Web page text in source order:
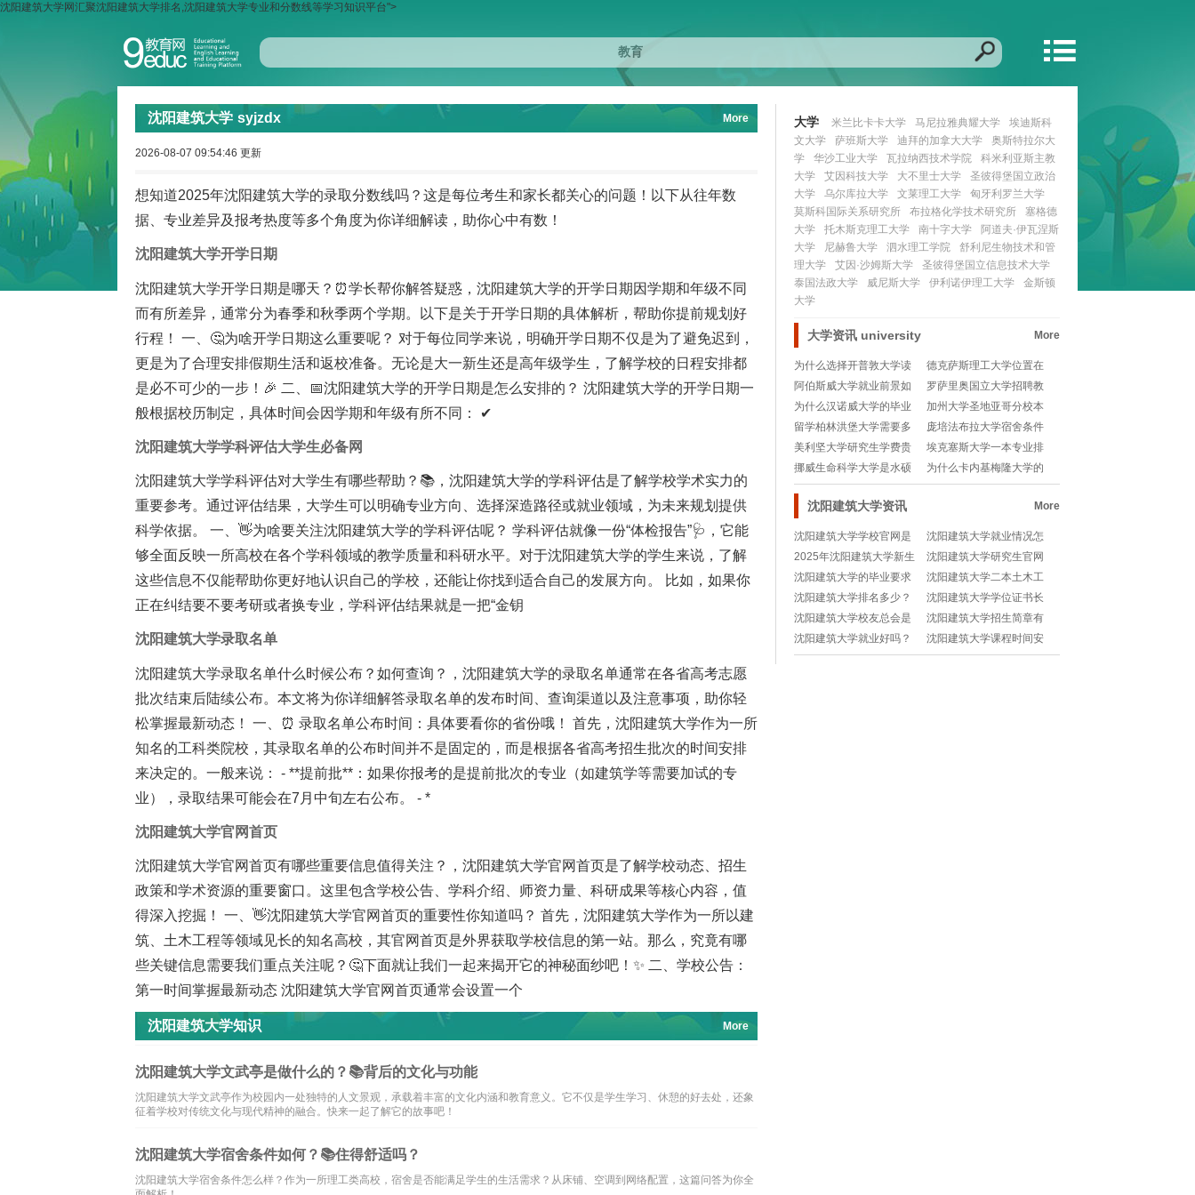
沈阳建筑大学网汇聚沈阳建筑大学排名,沈阳建筑大学专业和分数线等学习知识平台">
沈阳建筑大学 syjzdx More
2026-08-07 09:54:46 更新
想知道2025年沈阳建筑大学的录取分数线吗？这是每位考生和家长都关心的问题！以下从往年数
据、专业差异及报考热度等多个角度为你详细解读，助你心中有数！
沈阳建筑大学开学日期
沈阳建筑大学开学日期是哪天？⏰学长帮你解答疑惑，沈阳建筑大学的开学日期因学期和年级不同
而有所差异，通常分为春季和秋季两个学期。以下是关于开学日期的具体解析，帮助你提前规划好
行程！ 一、🤔为啥开学日期这么重要呢？ 对于每位同学来说，明确开学日期不仅是为了避免迟到，
更是为了合理安排假期生活和返校准备。无论是大一新生还是高年级学生，了解学校的日程安排都
是必不可少的一步！🎉 二、📅沈阳建筑大学的开学日期是怎么安排的？ 沈阳建筑大学的开学日期一
般根据校历制定，具体时间会因学期和年级有所不同： ✔
沈阳建筑大学学科评估大学生必备网
沈阳建筑大学学科评估对大学生有哪些帮助？📚，沈阳建筑大学的学科评估是了解学校学术实力的
重要参考。通过评估结果，大学生可以明确专业方向、选择深造路径或就业领域，为未来规划提供
科学依据。 一、👋为啥要关注沈阳建筑大学的学科评估呢？ 学科评估就像一份“体检报告”🩺，它能
够全面反映一所高校在各个学科领域的教学质量和科研水平。对于沈阳建筑大学的学生来说，了解
这些信息不仅能帮助你更好地认识自己的学校，还能让你找到适合自己的发展方向。 比如，如果你
正在纠结要不要考研或者换专业，学科评估结果就是一把“金钥
沈阳建筑大学录取名单
沈阳建筑大学录取名单什么时候公布？如何查询？，沈阳建筑大学的录取名单通常在各省高考志愿
批次结束后陆续公布。本文将为你详细解答录取名单的发布时间、查询渠道以及注意事项，助你轻
松掌握最新动态！ 一、⏰ 录取名单公布时间：具体要看你的省份哦！ 首先，沈阳建筑大学作为一所
知名的工科类院校，其录取名单的公布时间并不是固定的，而是根据各省高考招生批次的时间安排
来决定的。一般来说： - **提前批**：如果你报考的是提前批次的专业（如建筑学等需要加试的专
业），录取结果可能会在7月中旬左右公布。 - *
沈阳建筑大学官网首页
沈阳建筑大学官网首页有哪些重要信息值得关注？，沈阳建筑大学官网首页是了解学校动态、招生
政策和学术资源的重要窗口。这里包含学校公告、学科介绍、师资力量、科研成果等核心内容，值
得深入挖掘！ 一、👋沈阳建筑大学官网首页的重要性你知道吗？ 首先，沈阳建筑大学作为一所以建
筑、土木工程等领域见长的知名高校，其官网首页是外界获取学校信息的第一站。那么，究竟有哪
些关键信息需要我们重点关注呢？🤔下面就让我们一起来揭开它的神秘面纱吧！✨ 二、学校公告：
第一时间掌握最新动态 沈阳建筑大学官网首页通常会设置一个
沈阳建筑大学知识 More
沈阳建筑大学文武亭是做什么的？📚背后的文化与功能
沈阳建筑大学文武亭作为校园内一处独特的人文景观，承载着丰富的文化内涵和教育意义。它不仅是学生学习、休憩的好去处，还象
征着学校对传统文化与现代精神的融合。快来一起了解它的故事吧！
沈阳建筑大学宿舍条件如何？📚住得舒适吗？
沈阳建筑大学宿舍条件怎么样？作为一所理工类高校，宿舍是否能满足学生的生活需求？从床铺、空调到网络配置，这篇问答为你全
大学 米兰比卡卡大学 马尼拉雅典耀大学
埃迪斯科
文大学
萨班斯大学 迪拜的加拿大大学
奥斯特拉尔大
学
华沙工业大学 瓦拉纳西技术学院
科米利亚斯主教
大学
艾因科技大学 大不里士大学
圣彼得堡国立政治
大学
乌尔库拉大学 文莱理工大学
匈牙利罗兰大学
莫斯科国际关系研究所
布拉格化学技术研究所
塞格德
大学
托木斯克理工大学 南十字大学
阿道夫·伊瓦涅斯
大学
尼赫鲁大学 泗水理工学院
舒利尼生物技术和管
理大学
艾因·沙姆斯大学
圣彼得堡国立信息技术大学
泰国法政大学
威尼斯大学 伊利诺伊理工大学
金斯顿
大学
大学资讯 university More
为什么选择开普敦大学读
硕士？🌍留学优势全
德克萨斯理工大学位置在
哪？📚美国德州的宝
阿伯斯威大学就业前景如
何？培训机会真那么
罗萨里奥国立大学招聘教
师靠谱吗？一文解读
为什么汉诺威大学的毕业
率备受关注？🎓真相
加州大学圣地亚哥分校本
科专业有哪些？一文
留学柏林洪堡大学需要多
少费用？💰全面解析
庞培法布拉大学宿舍条件
如何？留学生的真实
美利坚大学研究生学费贵
不贵？一文帮你算明
埃克塞斯大学一本专业排
名多少分？📚揭秘真
挪威生命科学大学是水硕
吗？揭秘这所北欧顶
为什么卡内基梅隆大学的
MISM项目如此受
沈阳建筑大学资讯 More
沈阳建筑大学学校官网是
哪个？如何快速找到相关
信息？
沈阳建筑大学就业情况怎
样？🎓未来发展的关键信
息
2025年沈阳建筑大学新生
开学时间是哪天？⏰
沈阳建筑大学研究生官网
怎么找不到？🤔
沈阳建筑大学的毕业要求
是什么？🎓学分、论文、
实习全解析
沈阳建筑大学二本土木工
程好就业吗？🔥
沈阳建筑大学排名多少？
🎓权威解析来了！
沈阳建筑大学学位证书长
什么样？🎓权威解读
沈阳建筑大学校友总会是
干嘛的？🤔
沈阳建筑大学招生简章有
哪些重点内容？🎓
沈阳建筑大学就业好吗？
🎓学长带你揭秘真相！
沈阳建筑大学课程时间安
排是怎样的？📚学习攻略